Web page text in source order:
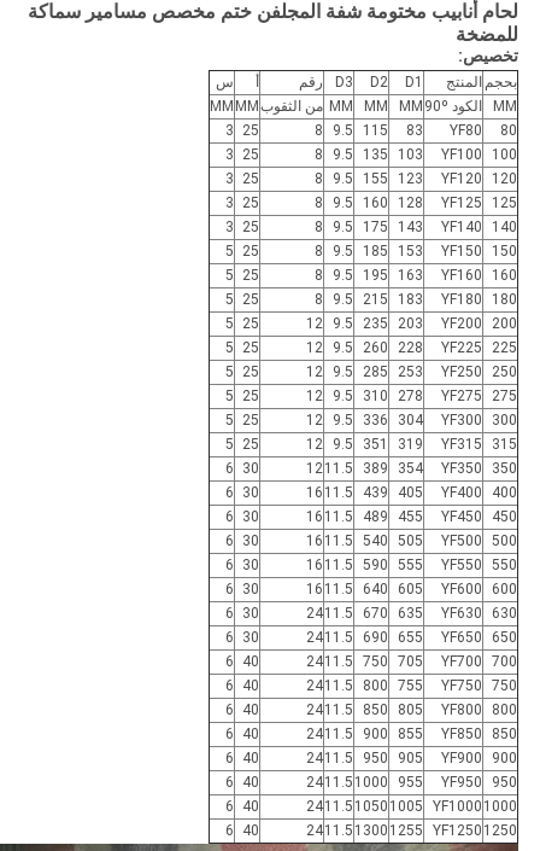
لحام أنابيب مختومة شفة المجلفن ختم مخصص مسامير سماكة
للمضخة
تخصيص:
بحجم المنتج D1
D2
D3 رقم
س
MM
الكود 90º MM
MM
MM من الثقوب MM
MM
80
YF80
83
115
9.5
8
25
3
100
YF100
103
135
9.5
8
25
3
120
YF120
123
155
9.5
8
25
3
125
YF125
128
160
9.5
8
25
3
140
YF140
143
175
9.5
8
25
3
150
YF150
153
185
9.5
8
25
5
160
YF160
163
195
9.5
8
25
5
180
YF180
183
215
9.5
8
25
5
200
YF200
203
235
9.5
12
25
5
225
YF225
228
260
9.5
12
25
5
250
YF250
253
285
9.5
12
25
5
275
YF275
278
310
9.5
12
25
5
300
YF300
304
336
9.5
12
25
5
315
YF315
319
351
9.5
12
25
5
350
YF350
354
389
11.5
12
30
6
400
YF400
405
439
11.5
16
30
6
450
YF450
455
489
11.5
16
30
6
500
YF500
505
540
11.5
16
30
6
550
YF550
555
590
11.5
16
30
6
600
YF600
605
640
11.5
16
30
6
630
YF630
635
670
11.5
24
30
6
650
YF650
655
690
11.5
24
30
6
700
YF700
705
750
11.5
24
40
6
750
YF750
755
800
11.5
24
40
6
800
YF800
805
850
11.5
24
40
6
850
YF850
855
900
11.5
24
40
6
900
YF900
905
950
11.5
24
40
6
950
YF950
955
1000
11.5
24
40
6
1000
YF1000
1005
1050
11.5
24
40
6
1250
YF1250
1255
1300
11.5
24
40
6